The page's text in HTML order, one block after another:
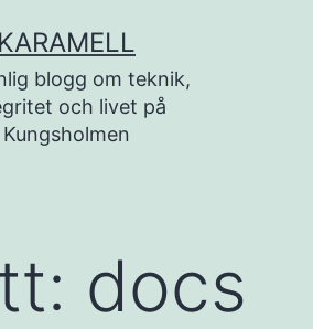
KARAMELL
blogg om teknik,
och livet på
Kungsholmen
docs